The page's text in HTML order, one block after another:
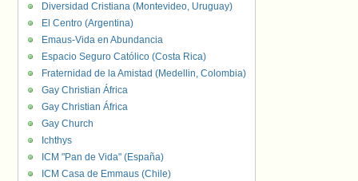
Diversidad Cristiana (Montevideo, Uruguay)
El Centro (Argentina)
Emaus-Vida en Abundancia
Espacio Seguro Católico (Costa Rica)
Fraternidad de la Amistad (Medellin, Colombia)
Gay Christian África
Gay Christian África
Gay Church
Ichthys
ICM "Pan de Vida" (España)
ICM Casa de Emmaus (Chile)